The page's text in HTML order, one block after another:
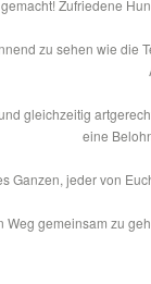
Zufriedene
zu sehen wie die
gleichzeitig
eine
Ganzen, jeder von
Weg gemeinsam zu